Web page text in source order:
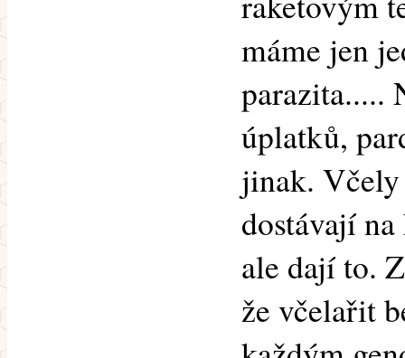
máme jen
parazita.....
úplatků,
jinak.
dostávají
ale dají to.
že včelařit